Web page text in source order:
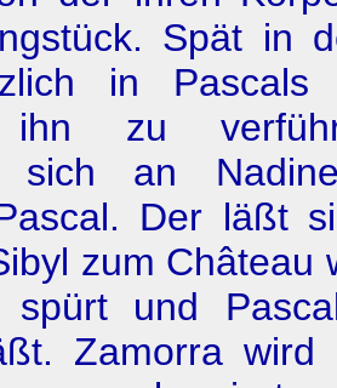
Spät in
in Pascals
ihn zu
sich an
Der läßt
zum Château
spürt und
Zamorra wird